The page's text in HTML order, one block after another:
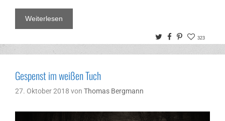
Weiterlesen
TwitterFacebook
Pinterest
323
Gespenst im weißen Tuch
27. Oktober 2018 von Thomas Bergmann